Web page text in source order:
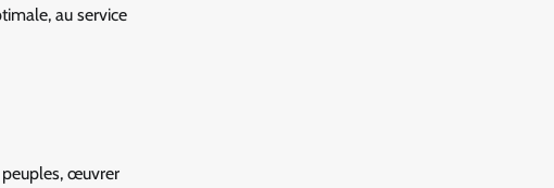
au service
peuples, œuvrer